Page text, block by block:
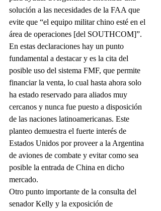
solución a las necesidades de la FAA que
evite que “el equipo militar chino esté en el
área de operaciones [del SOUTHCOM]”.
En estas declaraciones hay un punto
fundamental a destacar y es la cita del
posible uso del sistema FMF, que permite
financiar la venta, lo cual hasta ahora solo
ha estado reservado para aliados muy
cercanos y nunca fue puesto a disposición
de las naciones latinoamericanas. Este
planteo demuestra el fuerte interés de
Estados Unidos por proveer a la Argentina
de aviones de combate y evitar como sea
posible la entrada de China en dicho
mercado.
Otro punto importante de la consulta del
senador Kelly y la exposición de